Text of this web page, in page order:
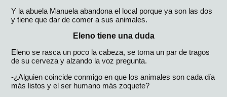
Y la abuela Manuela abandona el local porque ya son las dos
y tiene que dar de comer a sus animales.
Eleno tiene una duda
Eleno se rasca un poco la cabeza, se toma un par de tragos
de su cerveza y alzando la voz pregunta.
-¿Alguien coincide conmigo en que los animales son cada día
más listos y el ser humano más zoquete?